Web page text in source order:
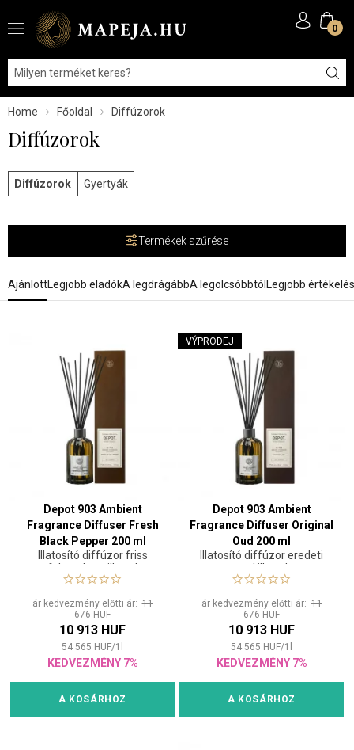
0
Home Főoldal Diffúzorok
Diffúzorok
Diffúzorok Gyertyák
Termékek szűrése
AjánlottLegjobb eladókA legdrágábbA legolcsóbbtól Legjobb értékelés
Depot 903 Ambient
Fragrance Diffuser Fresh
Black Pepper 200 ml
Illatosító diffúzor friss
fekete bors illattal
ár kedvezmény előtti ár:11
676 HUF
10 913 HUF
54 565 HUF/1
KEDVEZMÉNY 7%
A KOSÁRHOZ
VÝPRODEJ
Depot 903 Ambient
Fragrance Diffuser Original
Oud 200 ml
Illatosító diffúzor eredeti
oud illattal
ár kedvezmény előtti ár:11
676 HUF
10 913 HUF
54 565 HUF/1
KEDVEZMÉNY 7%
A KOSÁRHOZ